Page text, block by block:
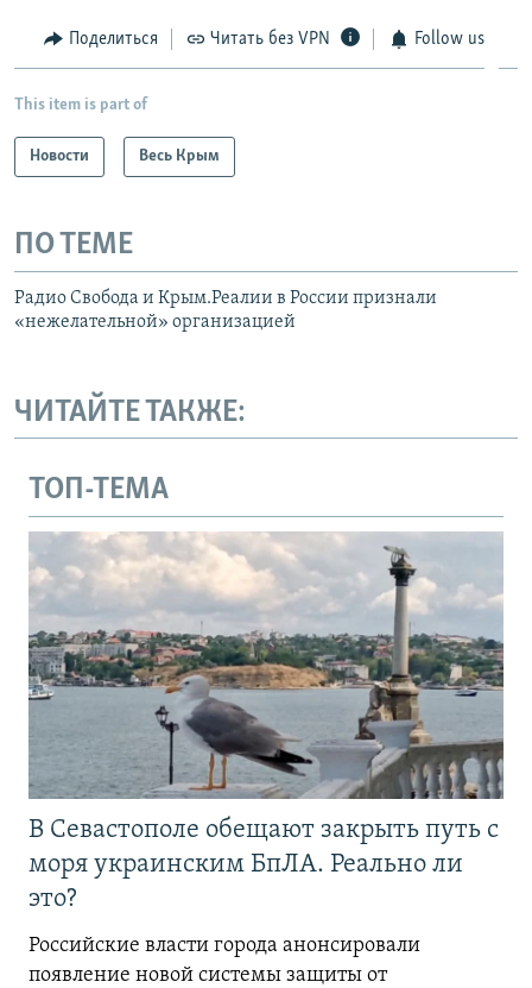
Поделиться Читать без VPN Follow us
This item is part of
Новости Весь Крым
ПО ТЕМЕ
Радио Свобода и Крым.Реалии в России признали
«нежелательной» организацией
ЧИТАЙТЕ ТАКЖЕ:
ТОП-ТЕМА
В Севастополе обещают закрыть путь с
моря украинским БпЛА. Реально ли
это?
Российские власти города анонсировали
появление новой системы защиты от